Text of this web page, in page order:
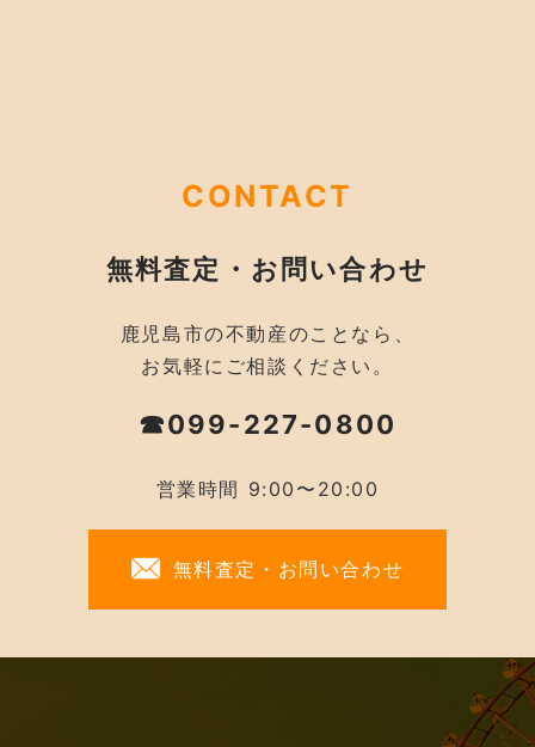
CONTACT
無料査定・お問い合わせ
鹿児島市の不動産のことなら、
お気軽にご相談ください。
☎099-227-0800
営業時間 9:00〜20:00
無料査定・お問い合わせ